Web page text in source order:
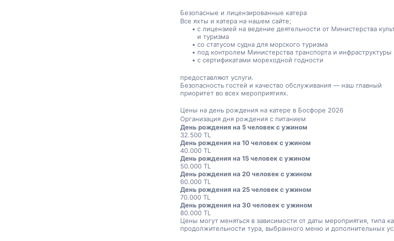
Безопасные и лицензированные катера
Все яхты и катера на нашем сайте;
с лицензией на ведение деятельности от Министерства
и туризма
со статусом судна для морского туризма
под контролем Министерства транспорта и инфраструктуры
с сертификатами мореходной годности
предоставляют услуги.
Безопасность гостей и качество обслуживания — наш главный
приоритет во всех мероприятиях.
Цены на день рождения на катере в Босфоре 2026
Организация дня рождения с питанием
День рождения на 5 человек с ужином
32.500 TL
День рождения на 10 человек с ужином
40.000 TL
День рождения на 15 человек с ужином
50.000 TL
День рождения на 20 человек с ужином
60.000 TL
День рождения на 25 человек с ужином
70.000 TL
День рождения на 30 человек с ужином
80.000 TL
Цены могут меняться в зависимости от даты мероприятия, типа
продолжительности тура, выбранного меню и дополнительных